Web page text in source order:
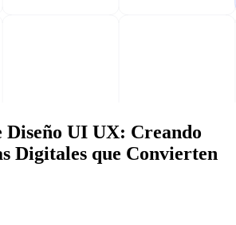
Diseño UI UX: Creando
Digitales que Convierten